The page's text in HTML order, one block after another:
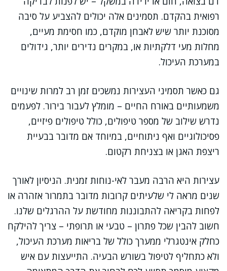
רפואית בהקדם. תסמינים אלה יכולים להצביע על סיבה
מסוכנת יותר שיש לאבחן מוקדם, כמו חסימת מעיים,
מחלות מעי דלקתיות או, במקרים נדירים יותר, גידולים
במערכת העיכול.
גם כאשר תסמיני העצירות נמשכים זמן רב למרות שינויים
משמעותיים באורח החיים – מומלץ לעבור בירור. לפעמים
נדרש שילוב של מספר טיפולים, כולל טיפולים פיזיים,
פסיכולוגיים ואף ניתוחיים, במיוחד אם מדובר בבעיית
ריצפת האגן או בצניחת רקטום.
עצירות היא הרבה מעבר לאי-נוחות זמנית. הניסיון לאורך
שנים מראה לי שלעיתים קרובות מדובר בתמרור אזהרה או
לפחות בקריאה להתבוננות מחודשת על ההרגלים שלנו.
חשוב להבין שכל פתרון – טבעי או תרופתי – צריך להילקח
כחלק אינטגרלי ממערך כולל של בריאות מערכת העיכול,
ולא כתחליף לטיפול בשורש הבעיה. התייעצות עם איש